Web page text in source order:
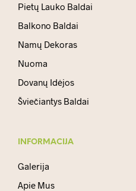
Pietų Lauko Baldai
Balkono Baldai
Namų Dekoras
Nuoma
Dovanų Idėjos
Šviečiantys Baldai
INFORMACIJA
Galerija
Apie Mus